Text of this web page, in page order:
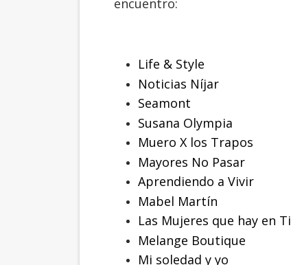
encuentro:
Life & Style
Noticias Níjar
Seamont
Susana Olympia
Muero X los Trapos
Mayores No Pasar
Aprendiendo a Vivir
Mabel Martín
Las Mujeres que hay en Ti
Melange Boutique
Mi soledad y yo